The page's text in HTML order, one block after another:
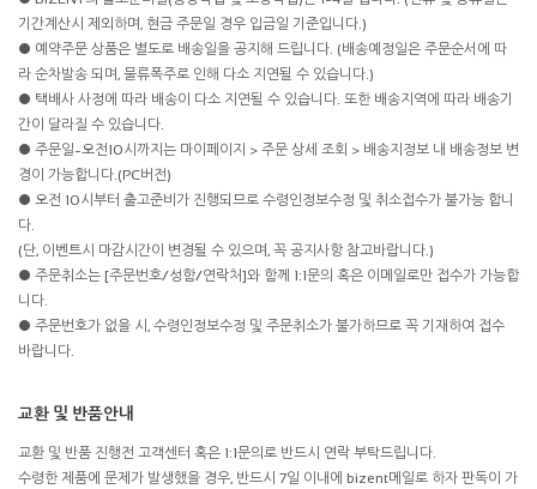
기간계산시 제외하며, 현금 주문일 경우 입금일 기준입니다.)
● 예약주문 상품은 별도로 배송일을 공지해 드립니다. (배송예정일은 주문순서에 따
라 순차발송 되며, 물류폭주로 인해 다소 지연될 수 있습니다.)
● 택배사 사정에 따라 배송이 다소 지연될 수 있습니다. 또한 배송지역에 따라 배송기
간이 달라질 수 있습니다.
● 주문일~오전10시까지는 마이페이지 > 주문 상세 조회 > 배송지정보 내 배송정보 변
경이 가능합니다.(PC버전)
● 오전 10시부터 출고준비가 진행되므로 수령인정보수정 및 취소접수가 불가능 합니
다.
(단, 이벤트시 마감시간이 변경될 수 있으며, 꼭 공지사항 참고바랍니다.)
● 주문취소는 [주문번호/성함/연락처]와 함께 1:1문의 혹은 이메일로만 접수가 가능합
니다.
● 주문번호가 없을 시, 수령인정보수정 및 주문취소가 불가하므로 꼭 기재하여 접수
바랍니다.
교환 및 반품안내
교환 및 반품 진행전 고객센터 혹은 1:1문의로 반드시 연락 부탁드립니다.
수령한 제품에 문제가 발생했을 경우, 반드시 7일 이내에 bizent메일로 하자 판독이 가